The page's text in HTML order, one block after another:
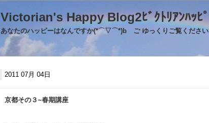
Victorian's Happy Blog2ﾋﾞｸﾄﾘ
あなたのハッピーはなんですか(*⌒▽⌒*)b ご ゆっくりご覧ください
2011 07月 04日
京都その３~春期講座